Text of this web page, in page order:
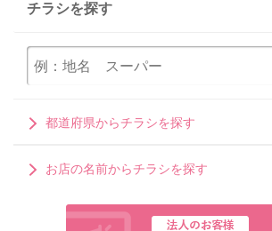
チラシを探す
都道府県からチラシを探す
お店の名前からチラシを探す